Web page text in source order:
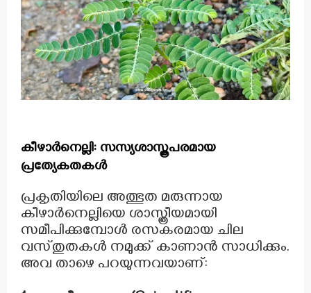
കീഴാർനെല്ലി: സസ്യശാസ്ത്രപരമായ
പ്രത്യേകതകൾ
പ്രകൃതിയിലെ അത്ഭുത മരുന്നായ
കീഴാർനെല്ലിയെ ശാസ്ത്രീയമായി
സമീപിക്കുമ്പോൾ രസകരമായ ചില
വസ്‌തുതകൾ നമുക്ക് കാണാൻ സാധിക്കും.
അവ താഴെ പറയുന്നവയാണ്: